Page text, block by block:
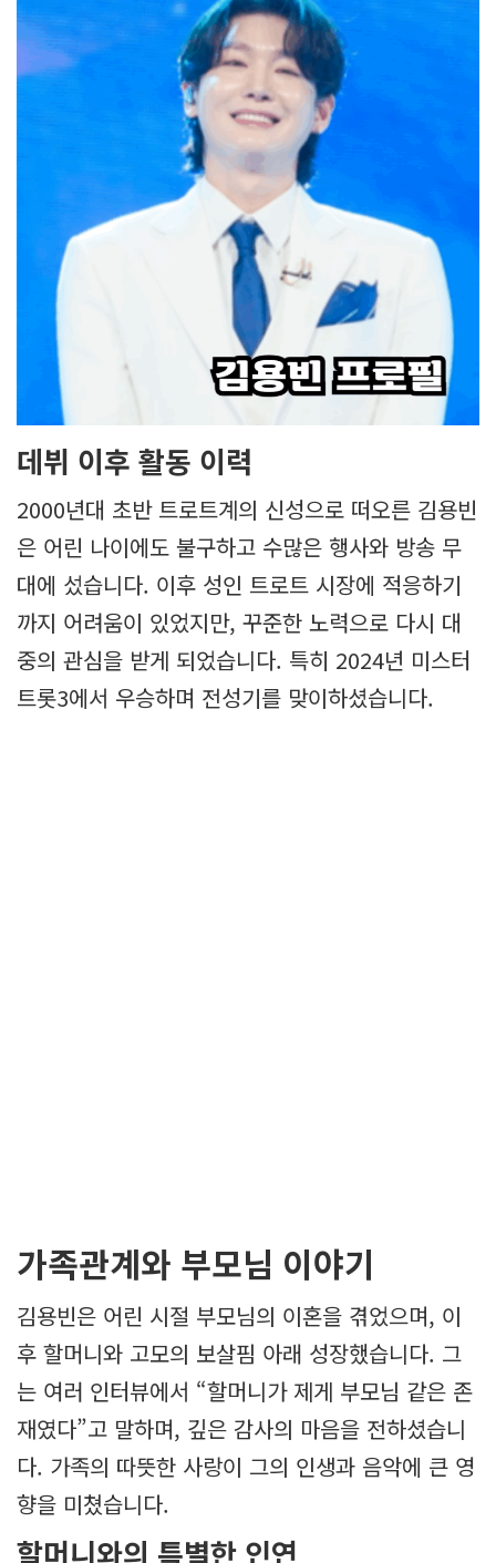
데뷔 이후 활동 이력
2000년대 초반 트로트계의 신성으로 떠오른 김용빈
은 어린 나이에도 불구하고 수많은 행사와 방송 무
대에 섰습니다. 이후 성인 트로트 시장에 적응하기
까지 어려움이 있었지만, 꾸준한 노력으로 다시 대
중의 관심을 받게 되었습니다. 특히 2024년 미스터
트롯3에서 우승하며 전성기를 맞이하셨습니다.
가족관계와 부모님 이야기
김용빈은 어린 시절 부모님의 이혼을 겪었으며, 이
후 할머니와 고모의 보살핌 아래 성장했습니다. 그
는 여러 인터뷰에서 “할머니가 제게 부모님 같은 존
재였다”고 말하며, 깊은 감사의 마음을 전하셨습니
다. 가족의 따뜻한 사랑이 그의 인생과 음악에 큰 영
향을 미쳤습니다.
할머니와의 특별한 인연